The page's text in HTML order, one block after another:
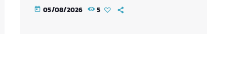
today 05/08/2026 5